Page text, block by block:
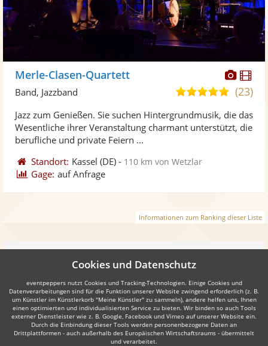
Fotos
Merle-Clasen-Quartett
4,9
5
Sternen
(23)
Band, Jazzband
Jazz zum Genießen. Sie suchen Hintergrundmusik, die das
Wesentliche ihrer Veranstaltung charmant unterstützt, die
berufliche und private Feiern ...
Standort: Kassel (DE) - 110 km von Wetzlar
Gage: auf Anfrage
Informationen zum Ranking dieser Liste
Weiter
Auch interessant:
Cookies und Datenschutz
eventpeppers nutzt Cookies und Tracking-Technologien. Einige Cookies und
Datenverarbeitungen sind für die Funktion unserer Website zwingend erforderlich (z. B.
um Künstler im Künstlerkorb "Meine Künstler" zu sammeln), andere helfen uns, Ihnen
einen optimierten und individualisierten Service zu bieten. Wir binden so auch Tools
externer Dienstleister wie z. B. Google, Facebook und Vimeo auf unserer Website ein.
Durch die Einbindung dieser Tools werden personenbezogene Daten an
Drittplattformen - auch außerhalb des Europäischen Wirtschaftsraums - übermittelt
und verarbeitet.